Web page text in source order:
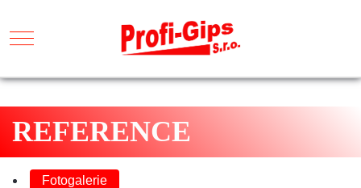
Mobile Menu Toggle
REFERENCE
Fotogalerie